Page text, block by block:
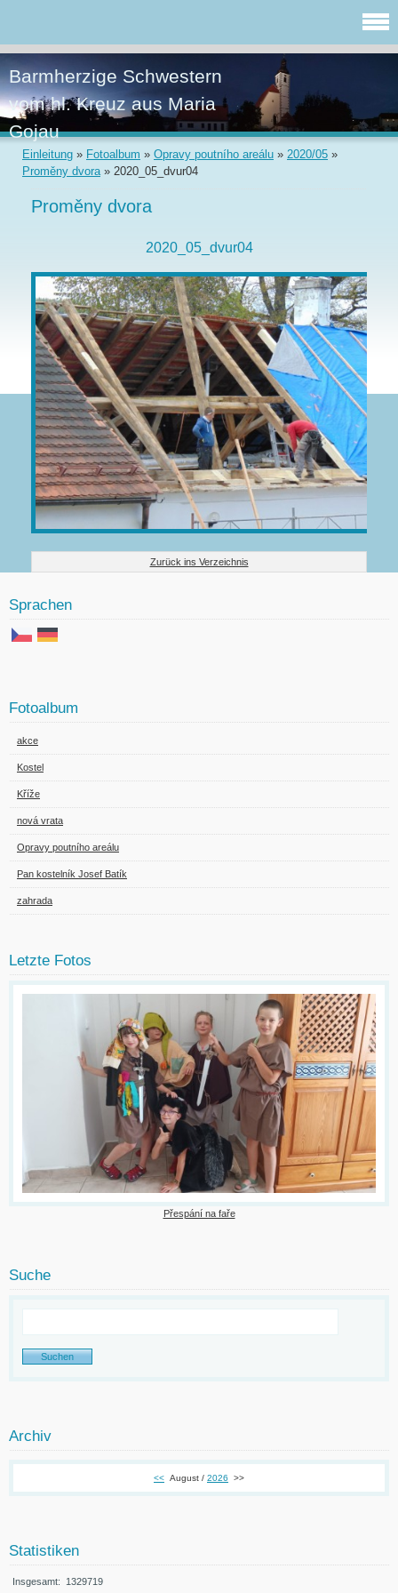
Barmherzige Schwestern
vom hl. Kreuz aus Maria
Gojau
Einleitung » Fotoalbum » Opravy poutního areálu » 2020/05 »
Proměny dvora» 2020_05_dvur04
Proměny dvora
2020_05_dvur04
Zurück ins Verzeichnis
Sprachen
Fotoalbum
akce
Kostel
Kříže
nová vrata
Opravy poutního areálu
Pan kostelník Josef Batík
zahrada
Letzte Fotos
Přespání na faře
Suche
Archiv
<< August / 2026 >>
Statistiken
Insgesamt: 1329719